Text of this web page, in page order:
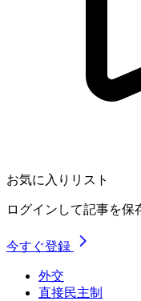
お気に入りリスト
ログインして記事を保
今すぐ登録
外交
直接民主制